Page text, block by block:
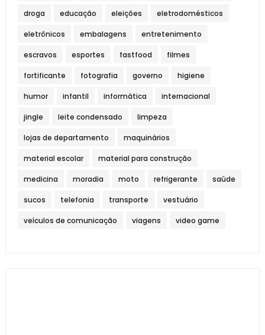
droga educação eleições eletrodomésticos
eletrônicos embalagens entretenimento
escravos esportes fastfood filmes
fortificante fotografia governo higiene
humor infantil informática internacional
jingle leite condensado limpeza
lojas de departamento maquinários
material escolar material para construção
medicina moradia moto refrigerante saúde
sucos telefonia transporte vestuário
veículos de comunicação viagens video game